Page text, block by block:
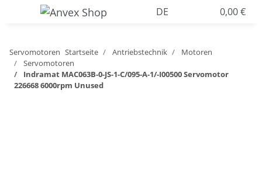
DE 0,00 €
Servomotoren Startseite Antriebstechnik
Motoren
Servomotoren
Indramat MAC063B-0-JS-1-C/095-A-1/-I00500 Servomotor
226668 6000rpm Unused